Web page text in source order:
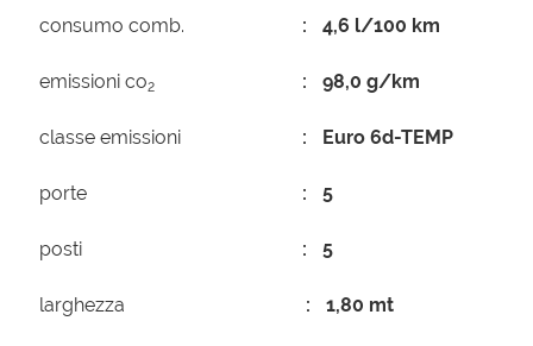
consumo comb. 4,6 l/100 km
emissioni co2 98,0 g/km
classe emissioni Euro 6d-TEMP
porte 5
posti 5
larghezza 1,80 mt